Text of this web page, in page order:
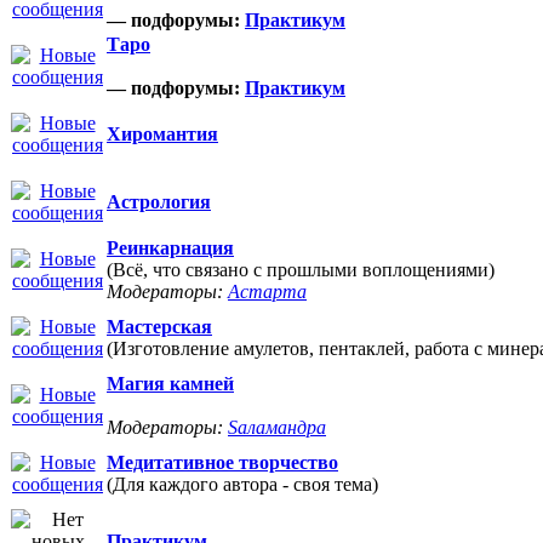
— подфорумы: Практикум
Таро
— подфорумы: Практикум
Хиромантия
Астрология
Реинкарнация
(Всё, что связано с прошлыми воплощениями)
Модераторы: Астарта
Мастерская
(Изготовление амулетов, пентаклей, работа с
Магия камней
Модераторы: Sаламандра
Медитативное творчество
(Для каждого автора - своя тема)